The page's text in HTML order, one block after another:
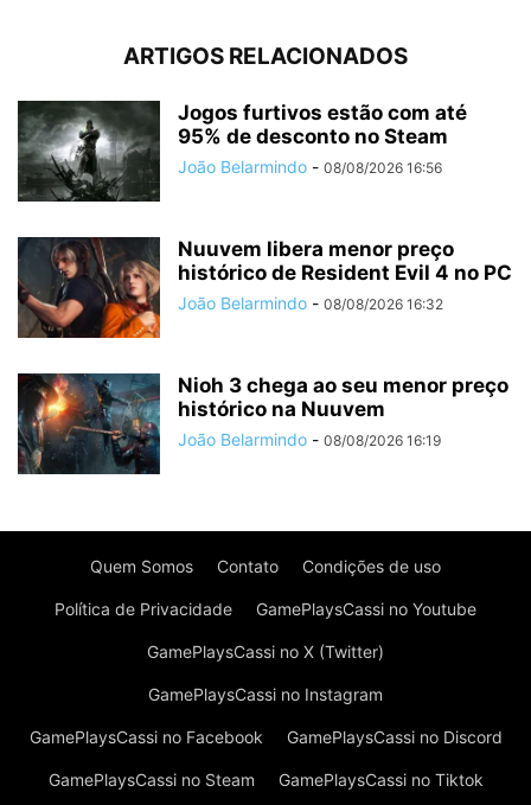
ARTIGOS RELACIONADOS
Jogos furtivos estão com até
95% de desconto no Steam
João Belarmindo - 08/08/2026 16:56
Nuuvem libera menor preço
histórico de Resident Evil 4 no PC
João Belarmindo - 08/08/2026 16:32
Nioh 3 chega ao seu menor preço
histórico na Nuuvem
João Belarmindo - 08/08/2026 16:19
Quem Somos Contato Condições de uso
Política de Privacidade GamePlaysCassi no Youtube
GamePlaysCassi no X (Twitter)
GamePlaysCassi no Instagram
GamePlaysCassi no Facebook GamePlaysCassi no Discord
GamePlaysCassi no Steam GamePlaysCassi no Tiktok